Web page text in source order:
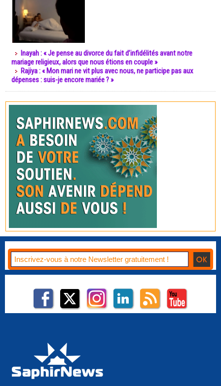
Inayah : « Je pense au divorce du fait d’infidélités avant notre
mariage religieux, alors que nous étions en couple »
Rajiya : « Mon mari ne vit plus avec nous, ne participe pas aux
dépenses : suis-je encore mariée ? »